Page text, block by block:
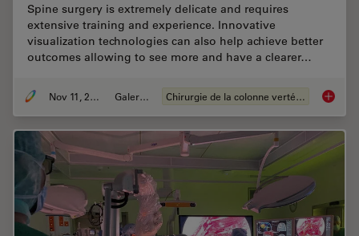
Spine surgery is extremely delicate and requires
extensive training and experience. Innovative
visualization technologies can also help achieve better
outcomes allowing to see more and have a clearer…
Nov 11, 2020 Galeries Chirurgie de la colonne vertébrale